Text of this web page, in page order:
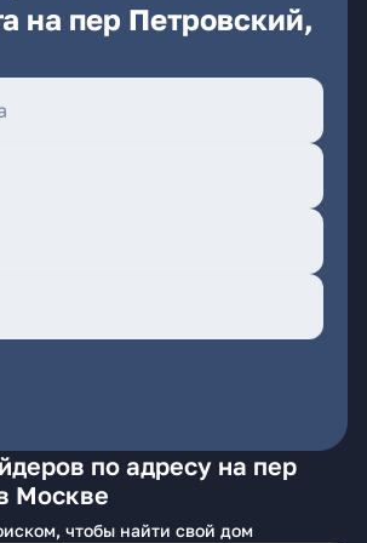
на пер Петровский,
по адресу на пер
Москве
чтобы найти свой дом